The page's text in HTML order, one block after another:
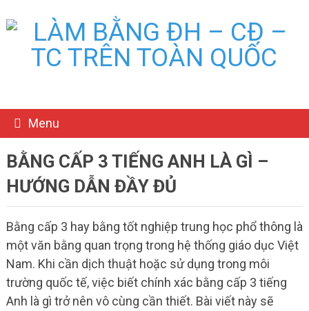
Menu
BẰNG CẤP 3 TIẾNG ANH LÀ GÌ –
HƯỚNG DẪN ĐẦY ĐỦ
Bằng cấp 3 hay bằng tốt nghiệp trung học phổ thông là
một văn bằng quan trọng trong hệ thống giáo dục Việt
Nam. Khi cần dịch thuật hoặc sử dụng trong môi
trường quốc tế, việc biết chính xác bằng cấp 3 tiếng
Anh là gì trở nên vô cùng cần thiết. Bài viết này sẽ